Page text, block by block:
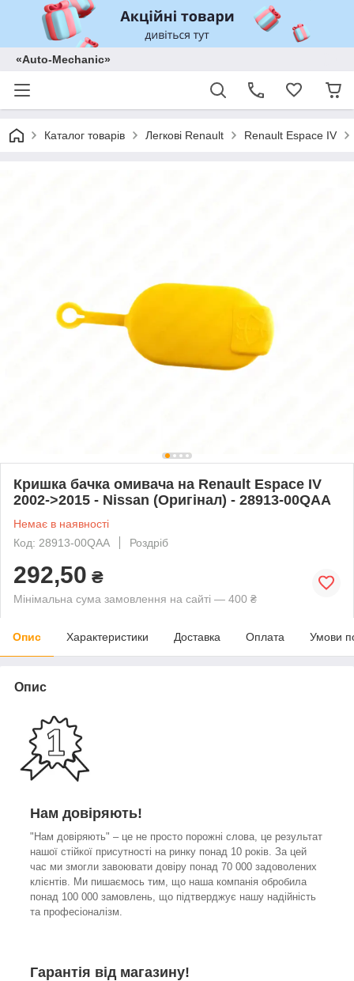
«Auto-Mechanic»
Каталог товарів Легкові Renault Renault Espace IV
Кришка бачка омивача на Renault Espace IV
2002->2015 - Nissan (Оригінал) - 28913-00QAA
Немає в наявності
Код: 28913-00QAA
Роздріб
292,50 ₴
Мінімальна сума замовлення на сайті — 400 ₴
Опис Характеристики Доставка Оплата Умови
Опис
Нам довіряють!
"Нам довіряють" – це не просто порожні слова, це результат
нашої стійкої присутності на ринку понад 10 років. За цей
час ми змогли завоювати довіру понад 70 000 задоволених
клієнтів. Ми пишаємось тим, що наша компанія обробила
понад 100 000 замовлень, що підтверджує нашу надійність
та професіоналізм.
Гарантія від магазину!